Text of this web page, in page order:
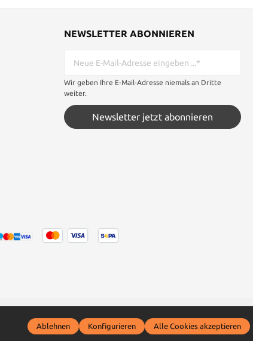
NEWSLETTER ABONNIEREN
Wir geben Ihre E-Mail-Adresse niemals an Dritte
weiter.
Newsletter jetzt abonnieren
Ablehnen Konfigurieren Alle Cookies akzeptieren